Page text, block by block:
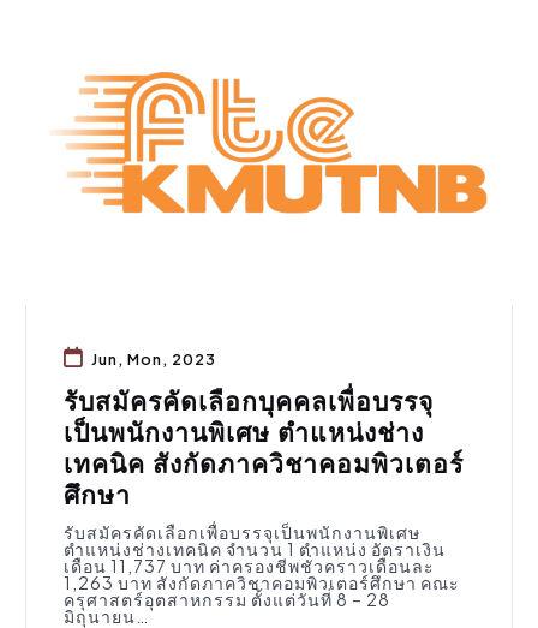
Jun, Mon, 2023
รับสมัครคัดเลือกบุคคลเพื่อบรรจุ
เป็นพนักงานพิเศษ ตำแหน่งช่าง
เทคนิค สังกัดภาควิชาคอมพิวเตอร์
ศึกษา
รับสมัครคัดเลือกเพื่อบรรจุเป็นพนักงานพิเศษ
ตำแหน่งช่างเทคนิค จำนวน 1 ตำแหน่ง อัตราเงิน
เดือน 11,737 บาท ค่าครองชีพชั่วคราวเดือนละ
1,263 บาท สังกัดภาควิชาคอมพิวเตอร์ศึกษา คณะ
ครุศาสตร์อุตสาหกรรม ตั้งแต่วันที่ 8 – 28
มิถุนายน…